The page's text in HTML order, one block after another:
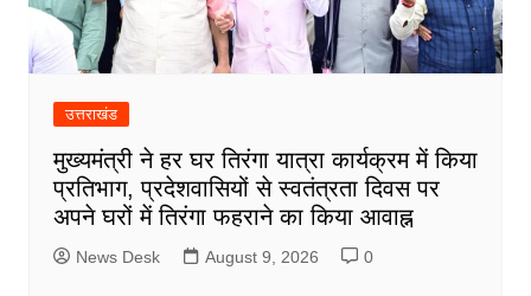
उत्तराखंड
मुख्यमंत्री ने हर घर तिरंगा यात्रा कार्यक्रम में किया
प्रतिभाग, प्रदेशवासियों से स्वतंत्रता दिवस पर
अपने घरों में तिरंगा फहराने का किया आवाह्न
News Desk August 9, 2026 0